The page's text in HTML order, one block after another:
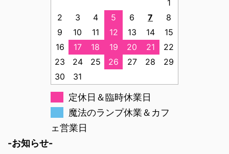
1
2
3 4 5 6 7
8
9
10 11 12 13 14
15
16
17 18 19 20 21
22
23
24 25 26 27 28
29
30
31
定休日＆臨時休業日
魔法のランプ休業＆カフ
ェ営業日
-お知らせ-